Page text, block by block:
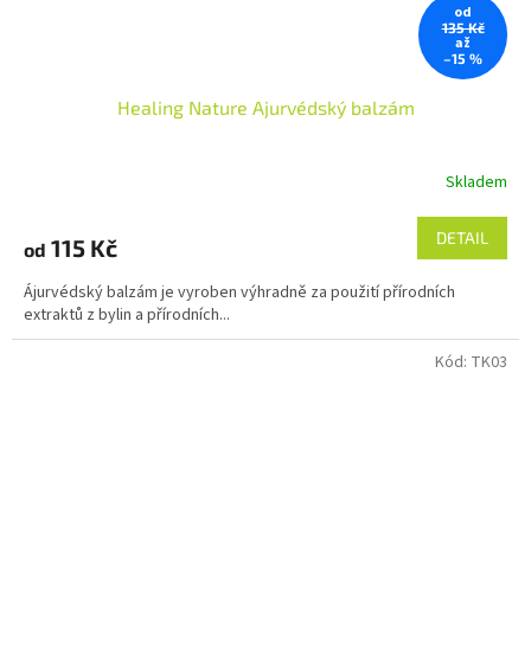
od
135 Kč
až
–15 %
Healing Nature Ajurvédský balzám
je
z
5
hvězdiček.
Skladem
od 115 Kč DETAIL
Ájurvédský balzám je vyroben výhradně za použití přírodních
extraktů z bylin a přírodních...
Kód: TK03